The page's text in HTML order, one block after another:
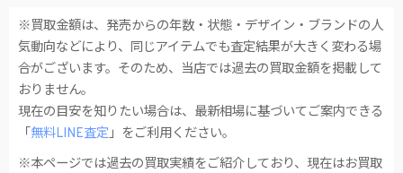
※買取金額は、発売からの年数・状態・デザイン・ブランドの人
気動向などにより、同じアイテムでも査定結果が大きく変わる場
合がございます。そのため、当店では過去の買取金額を掲載して
おりません。
現在の目安を知りたい場合は、最新相場に基づいてご案内できる
「 無料LINE査定」をご利用ください。
※本ページでは過去の買取実績をご紹介しており、現在はお買取